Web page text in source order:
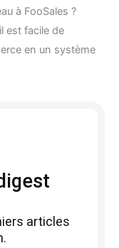
à FooSales ?
est facile de
en un système
articles